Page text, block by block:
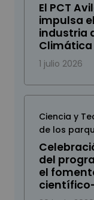
El PCT
impulsa
industria
Climática
1 julio 2026
Ciencia y
de los
del
el